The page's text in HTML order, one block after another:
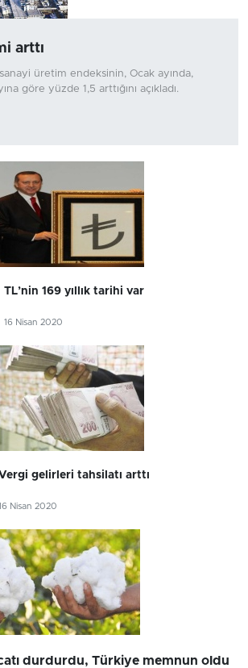
arttı
üretim endeksinin, Ocak ayında,
göre yüzde 1,5 arttığını açıkladı.
TL’nin 169 yıllık tarihi var
16 Nisan 2020
gelirleri tahsilatı arttı
Nisan 2020
durdurdu, Türkiye memnun oldu